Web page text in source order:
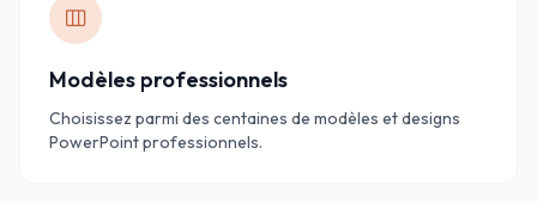
Modèles professionnels
Choisissez parmi des centaines de modèles et designs
PowerPoint professionnels.